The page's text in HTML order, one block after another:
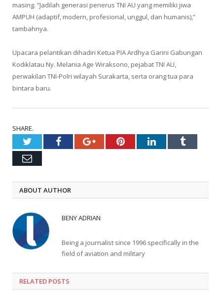
masing. “Jadilah generasi penerus TNI AU yang memiliki jiwa
AMPUH (adaptif, modern, profesional, unggul, dan humanis),”
tambahnya.
Upacara pelantikan dihadiri Ketua PIA Ardhya Garini Gabungan
Kodiklatau Ny. Melania Age Wiraksono, pejabat TNI AU,
perwakilan TNI-Polri wilayah Surakarta, serta orang tua para
bintara baru.
SHARE.
TwitterFacebookGoogle+PinterestLinkedInTumblr
Email
ABOUT AUTHOR
BENY ADRIAN
Being a journalist since 1996 specifically in the
field of aviation and military
RELATED POSTS